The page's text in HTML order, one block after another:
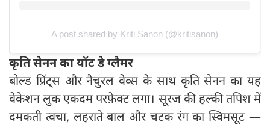
A post shared by Kriti Sanon (@kritisanon)
कृति सेनन का यॉट डे ग्लैमर
बोल्ड प्रिंट्स और नैचुरल वेव्स के साथ कृति सेनन का यह
वेकेशन लुक एकदम परफ़ेक्ट लगा। सूरज की हल्की तपिश में
दमकती त्वचा, लहराते बाल और चटक रंग का स्विमसूट —